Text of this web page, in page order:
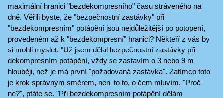
maximální hranici "bezdekompresního" času stráveného na
dně. Věřili byste, že "bezpečnostní zastávky" při
"bezdekompresním" potápění jsou nejdůležitější po potopení,
provedeném až k "bezdekompresní" hranici? Někteří z vás by
si mohli myslet: "Už jsem dělal bezpečnostní zastávky při
dekompresním potápění, vždy se zastavím o 3 nebo 9 m
hlouběji, než je má první "požadovaná zastávka". Zatímco toto
je krok správným směrem, není to to, o čem mluvím. "Proč
ne?", ptáte se. "Při bezdekompresním potápění dělám